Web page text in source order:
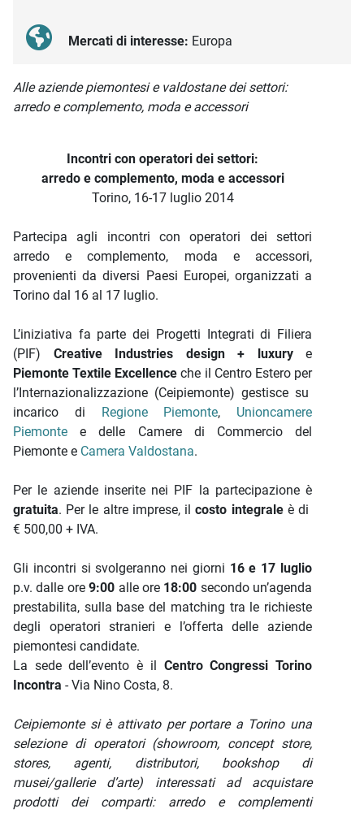
Mercati di interesse: Europa
Descrizione iniziativa
Alle aziende piemontesi e valdostane dei settori:
arredo e complemento, moda e accessori
Incontri con operatori dei settori:
arredo e complemento, moda e accessori
Torino, 16-17 luglio 2014
Partecipa agli incontri con operatori dei settori
arredo e complemento, moda e accessori,
provenienti da diversi Paesi Europei, organizzati a
Torino dal 16 al 17 luglio.
L’iniziativa fa parte dei Progetti Integrati di Filiera
(PIF) Creative Industries design + luxurye
Piemonte Textile Excellence che il Centro Estero per
l’Internazionalizzazione (Ceipiemonte) gestisce su
incarico di Regione Piemonte, Unioncamere
Piemonte e delle Camere di Commercio del
Piemonte e Camera Valdostana.
Per le aziende inserite nei PIF la partecipazione è
gratuita. Per le altre imprese, ilcosto integraleè di
€ 500,00 + IVA.
Gli incontri si svolgeranno nei giorni 16 e 17 luglio
p.v. dalle ore9:00 alle ore 18:00 secondo un’agenda
prestabilita, sulla base del matching tra le richieste
degli operatori stranieri e l’offerta delle aziende
piemontesi candidate.
La sede dell’evento è il Centro Congressi Torino
Incontra - Via Nino Costa, 8.
Ceipiemonte si è attivato per portare a Torino una
selezione di operatori (showroom, concept store,
stores, agenti, distributori, bookshop di
musei/gallerie d’arte) interessati ad acquistare
prodotti dei comparti: arredo e complementi